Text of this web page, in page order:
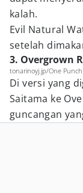
kalah.
Evil Natural
setelah
3. Overgrown
tonarinoyj.jp/One
Di versi yang
Saitama ke
guncangan